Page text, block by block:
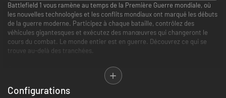
Battlefield 1 vous ramène au temps de la Première Guerre mondiale, où
les nouvelles technologies et les conflits mondiaux ont marqué les débuts
de la guerre moderne. Participez à chaque bataille, contrôlez des
véhicules gigantesques et exécutez des manœuvres qui changeront le
cours du combat. Le monde entier est en guerre. Découvrez ce qui se
trouve au-delà des tranchées.
Des environnements variés aux quatre coins du monde. Découvrez un
conflit mondial sous tous les angles : combattez dans des villes
Configurations